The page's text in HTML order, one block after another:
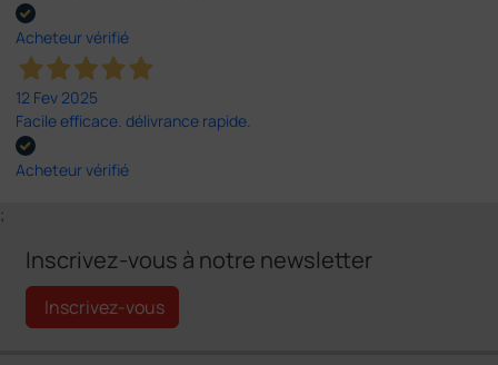
Acheteur vérifié
12 Fev 2025
Facile efficace. délivrance rapide.
Acheteur vérifié
;
Inscrivez-vous à notre newsletter
Inscrivez-vous